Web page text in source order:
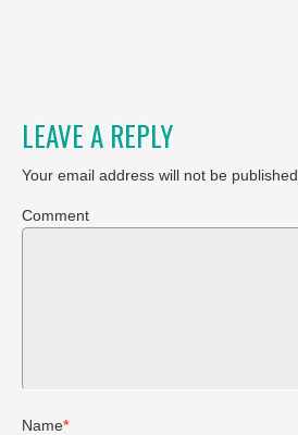
LEAVE A REPLY
Your email address will not be published.
Comment
Name*